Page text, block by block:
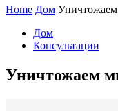
Home Дом
Дом
Консультации
Уничтожаем